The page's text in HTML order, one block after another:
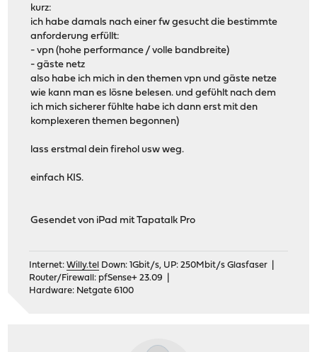
kurz:
ich habe damals nach einer fw gesucht die bestimmte
anforderung erfüllt:
- vpn (hohe performance / volle bandbreite)
- gäste netz
also habe ich mich in den themen vpn und gäste netze
wie kann man es lösne belesen. und gefühlt nach dem
ich mich sicherer fühlte habe ich dann erst mit den
komplexeren themen begonnen)
lass erstmal dein firehol usw weg.
einfach KIS.
Gesendet von iPad mit Tapatalk Pro
Internet:Willy.tel
Down: 1Gbit/s, UP: 250Mbit/s Glasfaser |
Router/Firewall: pfSense+ 23.09 |
Hardware: Netgate 6100